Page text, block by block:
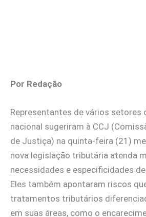
Por Redação
Representantes de vários setores
nacional sugeriram à CCJ
de Justiça) na quinta-feira (21)
nova legislação tributária atenda
necessidades e especificidades
Eles também apontaram riscos
tratamentos tributários
em suas áreas, como o